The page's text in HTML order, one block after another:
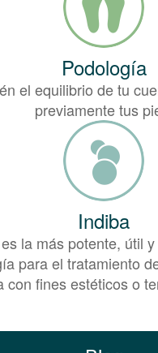
Podología
el equilibrio de tu
previamente tus
Indiba
la más potente, útil
para el tratamiento
con fines estéticos o